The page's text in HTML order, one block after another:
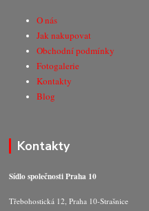
O nás
Jak nakupovat
Obchodní podmínky
Fotogalerie
Kontakty
Blog
Kontakty
Sídlo společnosti Praha 10
Třebohostická 12, Praha 10-Strašnice